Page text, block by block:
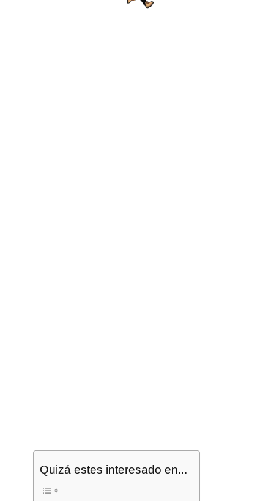
Quizá estes interesado en...